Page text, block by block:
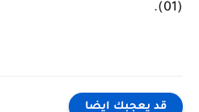
(01).
قد يعجبك ايضا